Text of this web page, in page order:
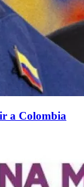
a Colombia